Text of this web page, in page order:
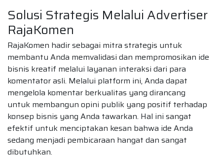
Solusi Strategis Melalui Advertiser
RajaKomen
RajaKomen hadir sebagai mitra strategis untuk
membantu Anda memvalidasi dan mempromosikan ide
bisnis kreatif melalui layanan interaksi dari para
komentator asli. Melalui platform ini, Anda dapat
mengelola komentar berkualitas yang dirancang
untuk membangun opini publik yang positif terhadap
konsep bisnis yang Anda tawarkan. Hal ini sangat
efektif untuk menciptakan kesan bahwa ide Anda
sedang menjadi pembicaraan hangat dan sangat
dibutuhkan.